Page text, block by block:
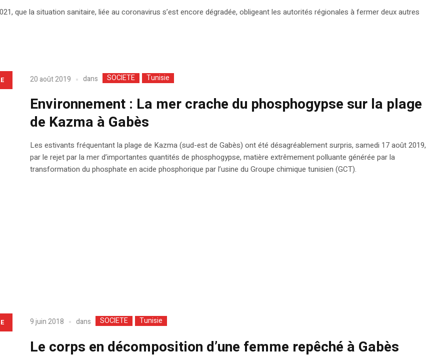
que la situation sanitaire, liée au coronavirus s’est encore dégradée, obligeant les autorités régionales à fermer deux autres
20 août 2019 dans SOCIETE Tunisie
Environnement : La mer crache du phosphogypse sur la plage
de Kazma à Gabès
Les estivants fréquentant la plage de Kazma (sud-est de Gabès) ont été désagréablement surpris, samedi 17 août 2019,
par le rejet par la mer d’importantes quantités de phosphogypse, matière extrêmement polluante générée par la
transformation du phosphate en acide phosphorique par l’usine du Groupe chimique tunisien (GCT).
9 juin 2018 dans SOCIETE Tunisie
Le corps en décomposition d’une femme repêché à Gabès